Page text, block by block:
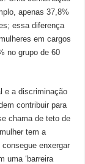
apenas 37,8%
essa diferença
em cargos
no grupo de 60
e a discriminação
contribuir para
chama de teto de
tem a
enxergar
uma ‘barreira